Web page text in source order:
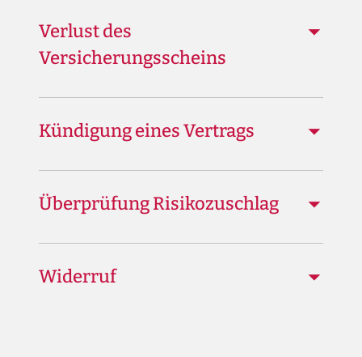
Verlust des
Versicherungsscheins
Kündigung eines Vertrags
Überprüfung Risikozuschlag
Widerruf